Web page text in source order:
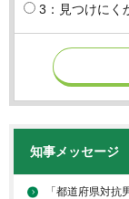
3：見つけにく
知事メッセージ
「都道府県対